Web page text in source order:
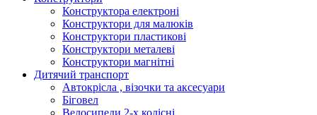
Конструктора електроні
Конструктори для малюків
Конструктори пластикові
Конструктори металеві
Конструктори магнітні
Дитячий транспорт
Автокрісла , візочки та аксесуари
Біговел
Велосипеди 2-х колісні